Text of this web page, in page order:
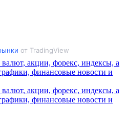
от TradingView